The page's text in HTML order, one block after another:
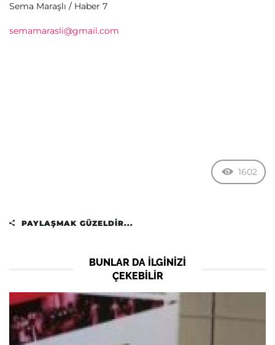
Sema Maraşlı / Haber 7
semamarasli@gmail.com
1602
PAYLAŞMAK GÜZELDIR...
BUNLAR DA ILGINIZI
ÇEKEBILIR